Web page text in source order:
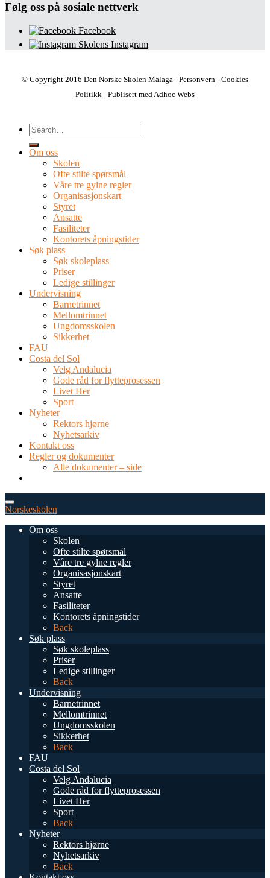
Følg oss på sosiale nettverk
Facebook
Skolens Instagram
© Copyright 2016 Den Norske Skolen Malaga - Personvern - Cookies
Politikk - Publisert med Adhoc Webs
Om oss
Skolen
Ofte stilte spørsmål
Våre tre gylne regler
Organisasjonskart
Styret
Ansatte
Fasiliteter
Kontorets åpningstider
Søk plass
Søk skoleplass
Priser
Ledige stillinger
Undervisning
Barnetrinnet
Mellomtrinnet
Ungdomsskolen
Sikkerhet
FAU
Costa del Sol
Velg Andalucia
Gode råd for flytteprosessen
Livet Her
Sport
Nyheter
Rektors hjørne
Nyhetsarkiv
Kontakt oss
Regler og dokumenter
Alle dokumenter – side
Norskeskolen
Om oss
Skolen
Ofte stilte spørsmål
Våre tre gylne regler
Organisasjonskart
Styret
Ansatte
Fasiliteter
Kontorets åpningstider
Back
Søk plass
Søk skoleplass
Priser
Ledige stillinger
Back
Undervisning
Barnetrinnet
Mellomtrinnet
Ungdomsskolen
Sikkerhet
Back
FAU
Costa del Sol
Velg Andalucia
Gode råd for flytteprosessen
Livet Her
Sport
Back
Nyheter
Rektors hjørne
Nyhetsarkiv
Back